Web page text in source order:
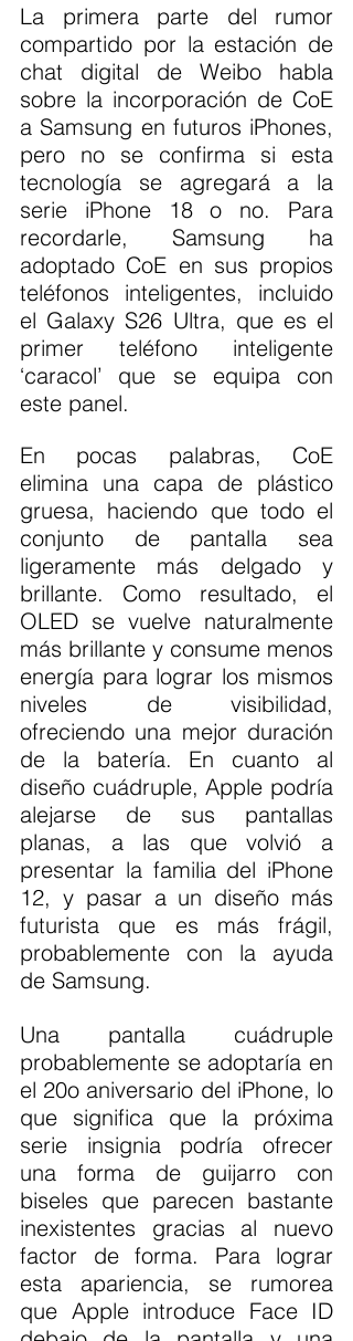
La primera parte del rumor
compartido por la estación de
chat digital de Weibo habla
sobre la incorporación de CoE
a Samsung en futuros iPhones,
pero no se confirma si esta
tecnología se agregará a la
serie iPhone 18 o no. Para
recordarle, Samsung ha
adoptado CoE en sus propios
teléfonos inteligentes, incluido
el Galaxy S26 Ultra, que es el
primer teléfono inteligente
‘caracol’ que se equipa con
este panel.
En pocas palabras, CoE
elimina una capa de plástico
gruesa, haciendo que todo el
conjunto de pantalla sea
ligeramente más delgado y
brillante. Como resultado, el
OLED se vuelve naturalmente
más brillante y consume menos
energía para lograr los mismos
niveles de visibilidad,
ofreciendo una mejor duración
de la batería. En cuanto al
diseño cuádruple, Apple podría
alejarse de sus pantallas
planas, a las que volvió a
presentar la familia del iPhone
12, y pasar a un diseño más
futurista que es más frágil,
probablemente con la ayuda
de Samsung.
Una pantalla cuádruple
probablemente se adoptaría en
el 20o aniversario del iPhone, lo
que significa que la próxima
serie insignia podría ofrecer
una forma de guijarro con
biseles que parecen bastante
inexistentes gracias al nuevo
factor de forma. Para lograr
esta apariencia, se rumorea
que Apple introduce Face ID